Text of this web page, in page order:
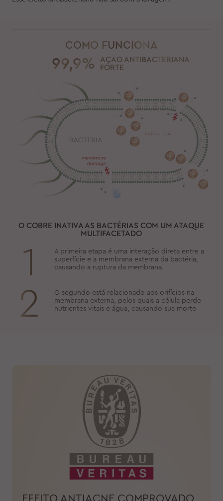
COMO FUNCIONA
99,9%
AÇÃO ANTIBACTERIANA
FORTE
O COBRE INATIVA AS BACTÉRIAS COM UM ATAQUE
MULTIFACETADO
1
A primeira etapa é uma interação direta entre a
superfície e a membrana externa da bactéria,
causando a ruptura da membrana.
2
O segundo está relacionado aos orifícios na
membrana externa, pelos quais a célula perde
nutrientes vitais e água, causando sua morte
EFEITO ANTIACNE COMPROVADO,